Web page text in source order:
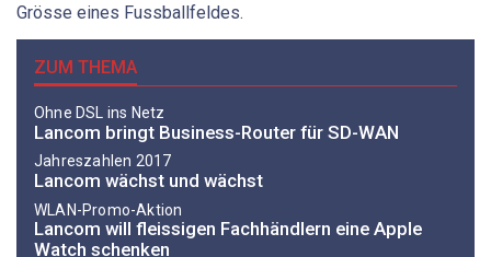
Grösse eines Fussballfeldes.
ZUM THEMA
Ohne DSL ins Netz
Lancom bringt Business-Router für SD-WAN
Jahreszahlen 2017
Lancom wächst und wächst
WLAN-Promo-Aktion
Lancom will fleissigen Fachhändlern eine Apple
Watch schenken